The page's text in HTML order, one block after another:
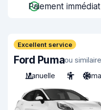
Paiement immédiat
Excellent service
Ford Pumaou
Manuelle
5